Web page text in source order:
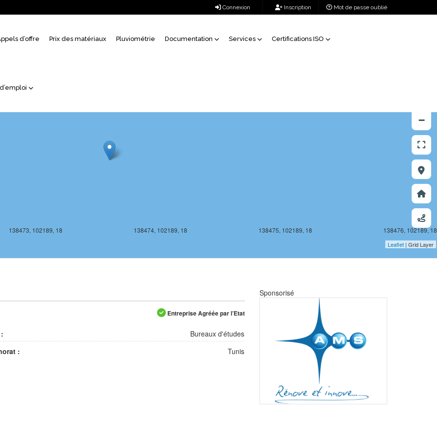
Connexion Inscription Mot de passe oublié
d’offre Prix des matériaux Pluviométrie Documentation Services Certifications ISO
138473, 102189, 18 138474, 102189, 18 138475, 102189, 18 138476, 102189, 18
−
Leaflet | Grid Layer
Entreprise Agréée par l’Etat
Bureaux d'études
:
Tunis
Sponsorisé